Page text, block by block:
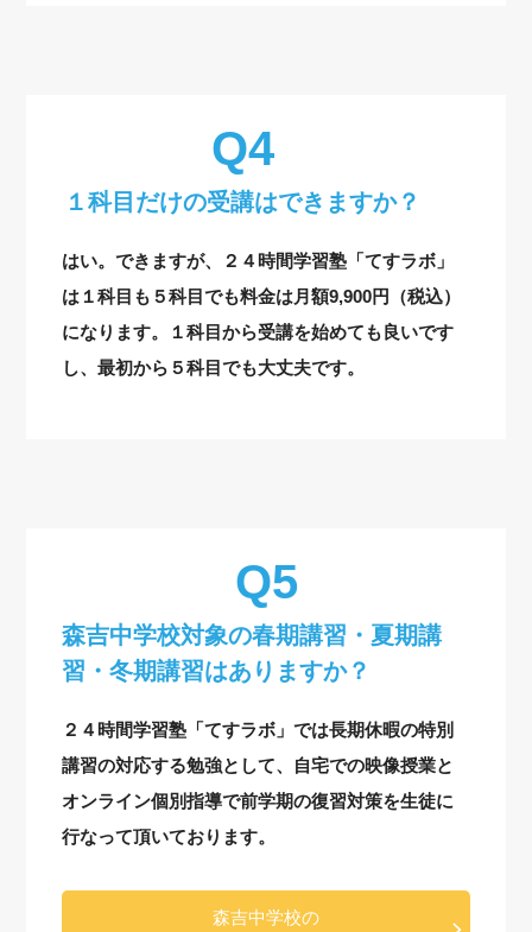
１科目だけの受講はできますか？
はい。できますが、２４時間学習塾「てすラボ」
は１科目も５科目でも料金は月額9,900円（税込）
になります。１科目から受講を始めても良いです
し、最初から５科目でも大丈夫です。
森吉中学校対象の春期講習・夏期講
習・冬期講習はありますか？
２４時間学習塾「てすラボ」では長期休暇の特別
講習の対応する勉強として、自宅での映像授業と
オンライン個別指導で前学期の復習対策を生徒に
行なって頂いております。
森吉中学校の